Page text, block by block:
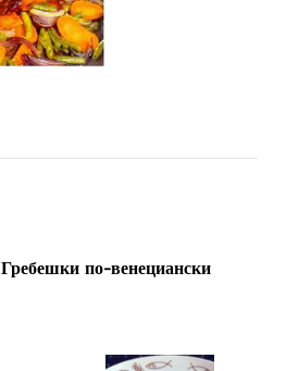
Гребешки по-венециански